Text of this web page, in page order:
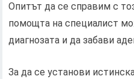
Опитът да се справим с
помощта на специалист
диагнозата и да забави
За да се установи